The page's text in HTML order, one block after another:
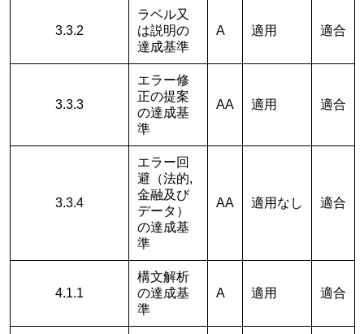
3.3.2
ラベル又
は説明の
達成基準
A 適用 適合
3.3.3
エラー修
正の提案
の達成基
準
AA 適用 適合
3.3.4
エラー回
避（法的,
金融及び
データ）
の達成基
準
AA 適用なし 適合
4.1.1
構文解析
の達成基
準
A 適用 適合